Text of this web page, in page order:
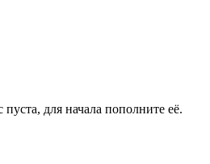
для начала пополните её.